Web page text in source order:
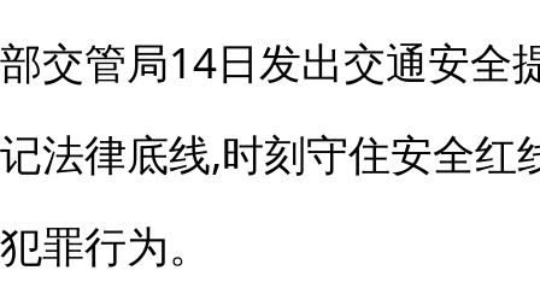
部交管局14日发出交通安全
记法律底线,时刻守住安全红
犯罪行为。